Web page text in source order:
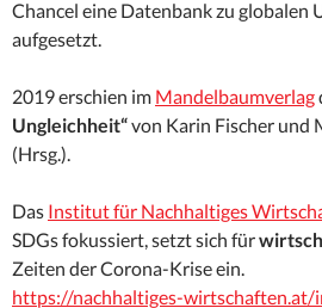
Chancel eine Datenbank zu globalen
aufgesetzt.
2019 erschien im Mandelbaumverlag
Ungleichheit“von Karin Fischer und
(Hrsg.).
Das Institut für Nachhaltiges
SDGs fokussiert, setzt sich für
Zeiten der Corona-Krise ein.
https://nachhaltiges-